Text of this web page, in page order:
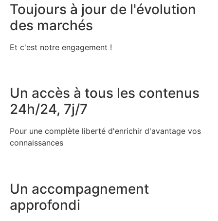
Toujours à jour de l'évolution
des marchés
Et c'est notre engagement !
Un accès à tous les contenus
24h/24, 7j/7
Pour une complète liberté d'enrichir d'avantage vos
connaissances
Un accompagnement
approfondi